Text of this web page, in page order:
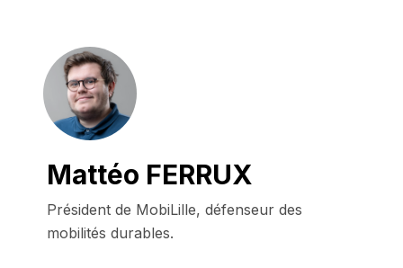
Mattéo FERRUX
Président de MobiLille, défenseur des
mobilités durables.